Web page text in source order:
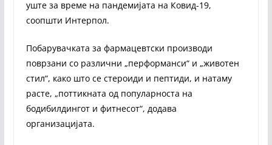
уште за време на пандемијата на Ковид-19,
соопшти Интерпол.
Побарувачката за фармацевтски производи
поврзани со различни „перформанси“ и „животен
стил“, како што се стероиди и пептиди, и натаму
расте, „поттикната од популарноста на
бодибилдингот и фитнесот“, додава
организацијата.